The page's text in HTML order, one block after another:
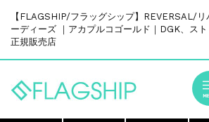
【FLAGSHIP/フラッグシップ】REVERSAL/
ーディーズ ｜アカプルコゴールド｜DGK、ス
正規販売店